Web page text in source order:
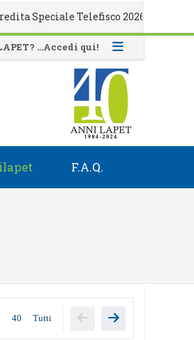
F.A.Q.
Telefisco 2026
...Accedi qui!
40 Tutti